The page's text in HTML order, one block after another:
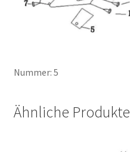
Nummer: 5
Ähnliche Produkte